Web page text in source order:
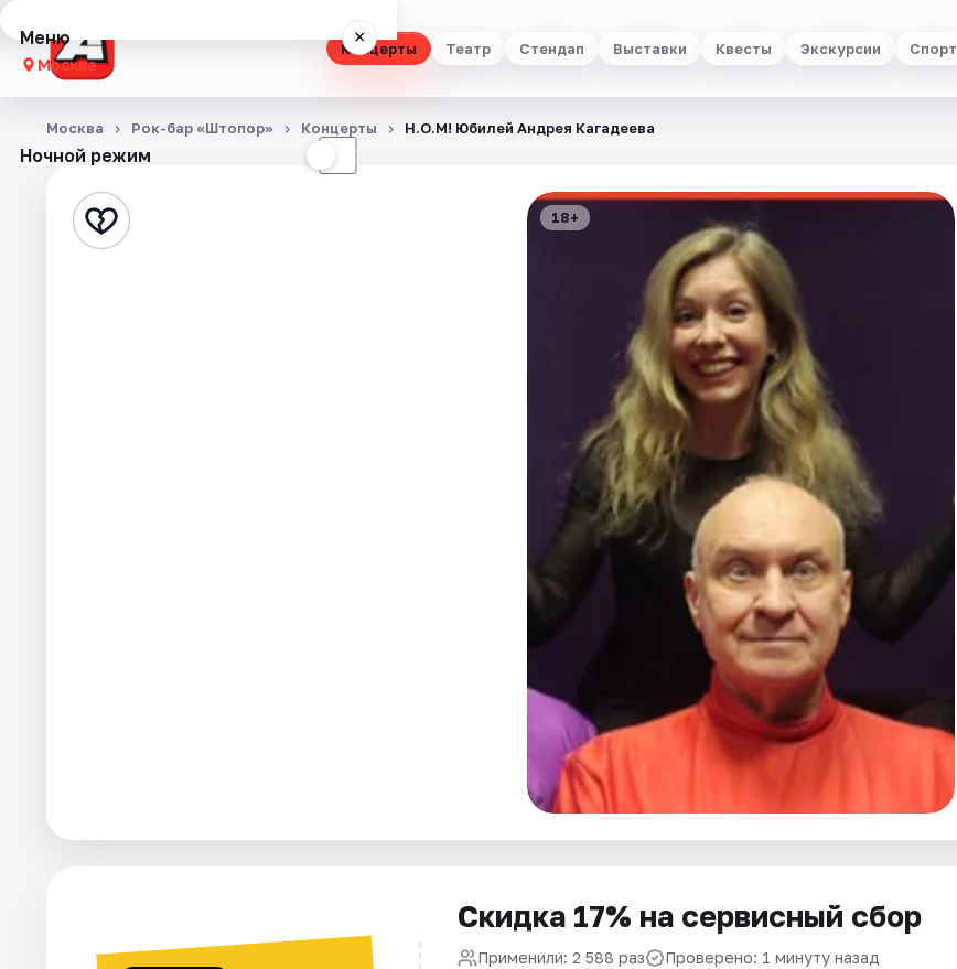
Концерты Театр Стендап Выставки Квесты Экскурсии Спорт
Меню ×
Москва
Концерты
Стендап
Ночной режим ☾
Москва Рок-бар «Штопор» Концерты Н.О.М! Юбилей Андрея Кагадеева
18+
Скидка 17% на сервисный сбор
Применили: 2 588 раз Проверено: 1 минуту назад